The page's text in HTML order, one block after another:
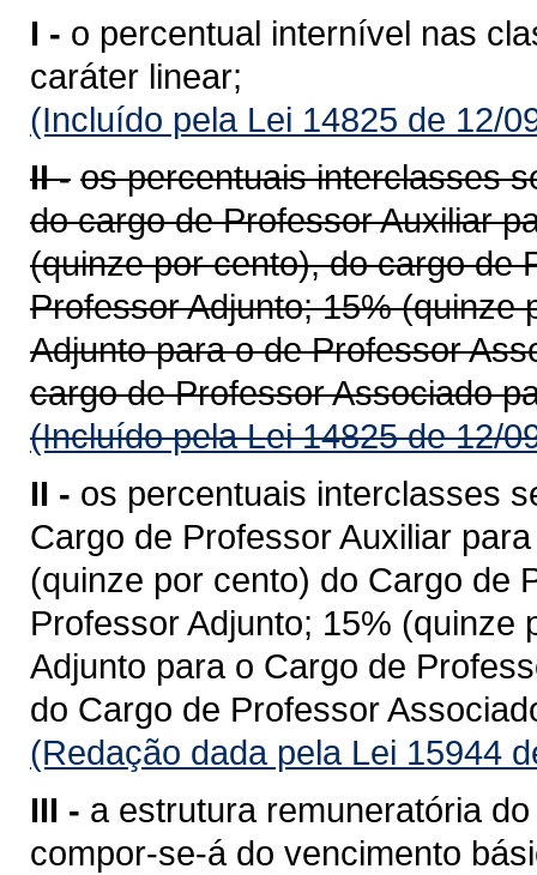
I - o percentual internível nas
caráter linear;
(Incluído pela Lei 14825 de 12/
II - os percentuais interclasses
do cargo de Professor Auxiliar
(quinze por cento), do cargo de
Professor Adjunto; 15% (quinze
Adjunto para o de Professor
cargo de Professor Associado
(Incluído pela Lei 14825 de 12/
II - os percentuais interclasses
Cargo de Professor Auxiliar
(quinze por cento) do Cargo de
Professor Adjunto; 15%
Adjunto para o Cargo de
do Cargo de Professor
(Redação dada pela Lei 15944
III - a estrutura remuneratória
compor-se-á do vencimento